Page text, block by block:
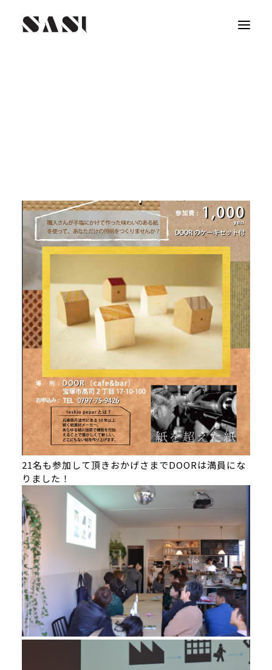
21名も参加して頂きおかげさまでDOORは満員にな
りました！